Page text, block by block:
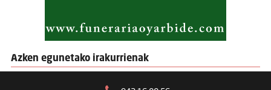
Azken egunetako irakurrienak